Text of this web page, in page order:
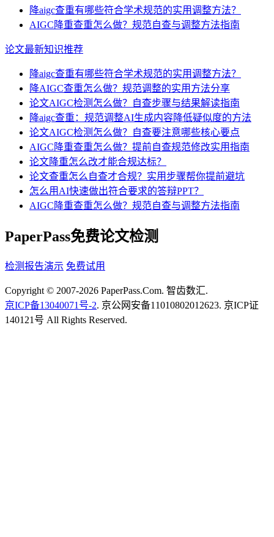
降aigc查重有哪些符合学术规范的实用调整方法？
AIGC降重查重怎么做？规范自查与调整方法指南
论文最新知识推荐
降aigc查重有哪些符合学术规范的实用调整方法？
降AIGC查重怎么做？规范调整的实用方法分享
论文AIGC检测怎么做？自查步骤与结果解读指南
降aigc查重：规范调整AI生成内容降低疑似度的方法
论文AIGC检测怎么做？自查要注意哪些核心要点
AIGC降重查重怎么做？提前自查规范修改实用指南
论文降重怎么改才能合规达标？
论文查重怎么自查才合规？实用步骤帮你提前避坑
怎么用AI快速做出符合要求的答辩PPT？
AIGC降重查重怎么做？规范自查与调整方法指南
PaperPass免费论文检测
检测报告演示 免费试用
Copyright © 2007-2026 PaperPass.Com. 智齿数汇.
京ICP备13040071号-2. 京公网安备11010802012623. 京ICP证
140121号 All Rights Reserved.